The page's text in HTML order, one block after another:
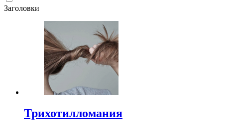
Заголовки
Трихотилломания